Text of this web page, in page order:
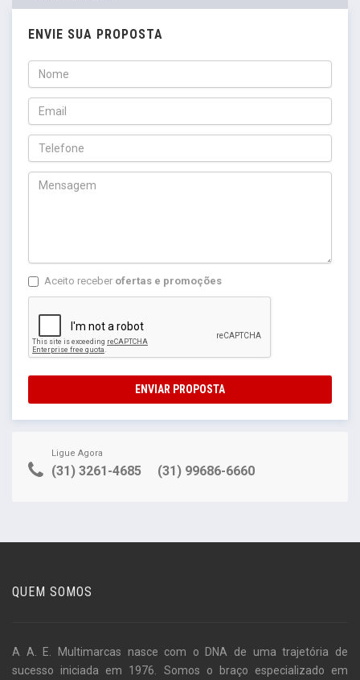
ENVIE SUA PROPOSTA
Aceito receber ofertas e promoções
ENVIAR PROPOSTA
Ligue Agora
(31) 3261-4685 (31) 99686-6660
QUEM SOMOS
A A. E. Multimarcas nasce com o DNA de uma trajetória de
sucesso iniciada em 1976. Somos o braço especializado em